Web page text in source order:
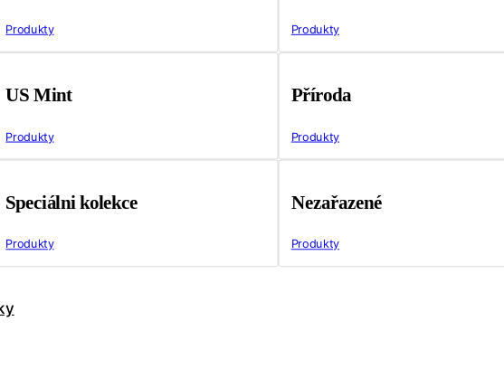
Produkty Produkty
US Mint
Produkty
Příroda
Produkty
Speciálni kolekce
Produkty
Nezařazené
Produkty